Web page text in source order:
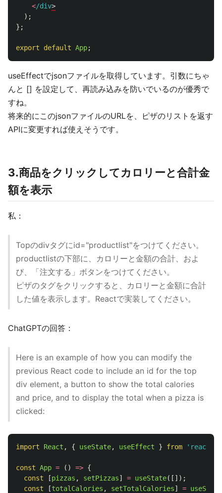
</div
);
};
export default App;
useEffectでjsonファイルを取得しています。引数にちゃ
んと [] を設定して、再読み込みを防いでいるのが優秀で
すね。
将来的にこのjsonファイルのURLを、ピザのリストを返す
APIに変更すれば使えそうです。
3.商品をクリックしてカロリーと合計金
額を表示
私：
Topのdivタグにid="productlist"をつけてください。
productlistの下部に、カロリーと金額の合計、およ
び、「注文する」ボタンをつけてください。
ピザのタグをクリックすると、カロリーと金額に合計
した値を表示します。Reactで実装してください。
ChatGPTの回答：
Here is an example of how you can modify the
previous React code to include an id for the top
div element, a button to show the total calories
and price, and to display the total when a pizza is
clicked:
import React , { useState, useEffect } from ' react
const App = () => {
const
[pizzas , setPizzas] = useState([]);
const
[totalCalories , setTotalCalories] = useState